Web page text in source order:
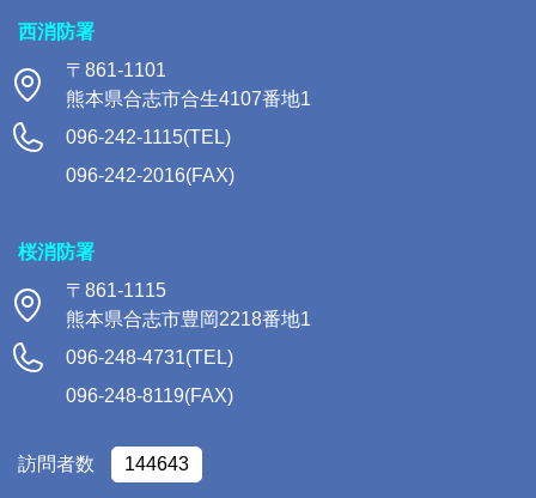
西消防署
〒861-1101
熊本県合志市合生4107番地1
096-242-1115(TEL)
096-242-2016(FAX)
桜消防署
〒861-1115
熊本県合志市豊岡2218番地1
096-248-4731(TEL)
096-248-8119(FAX)
訪問者数 144643